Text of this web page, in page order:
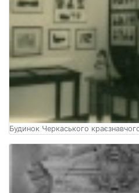
Будинок Черкаського